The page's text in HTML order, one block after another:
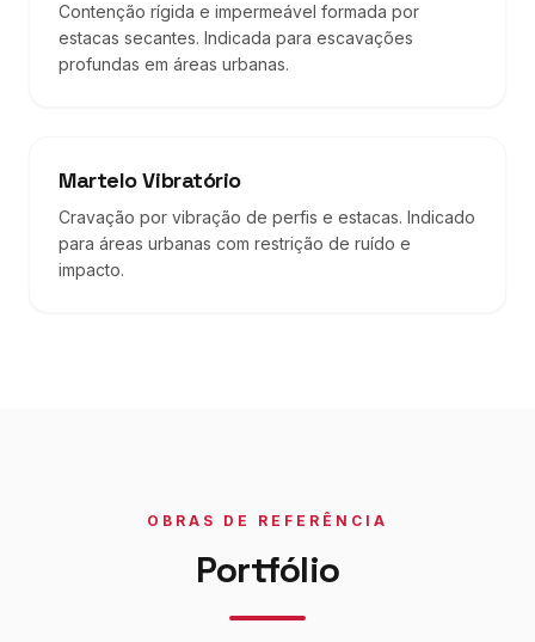
Contenção rígida e impermeável formada por
estacas secantes. Indicada para escavações
profundas em áreas urbanas.
Martelo Vibratório
Cravação por vibração de perfis e estacas. Indicado
para áreas urbanas com restrição de ruído e
impacto.
OBRAS DE REFERÊNCIA
Portfólio